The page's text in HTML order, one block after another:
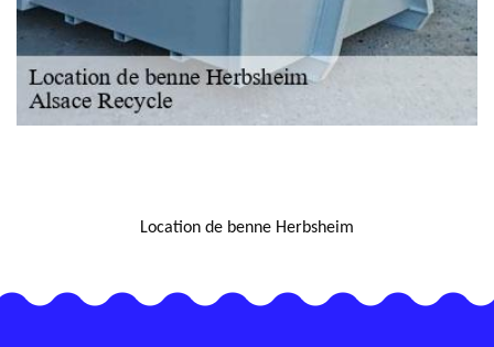
Location de benne Herbsheim